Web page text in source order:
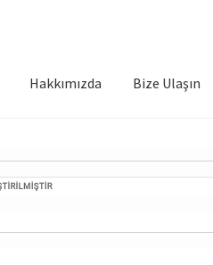
Hakkımızda Bize Ulaşın